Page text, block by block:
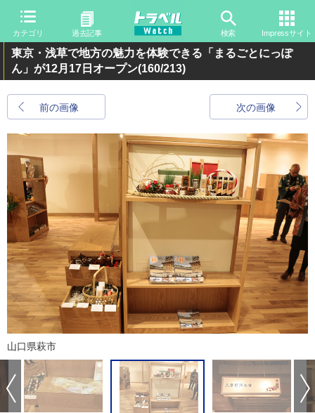
カテゴリ 過去記事 検索 Impressサイト
東京・浅草で地方の魅力を体験できる「まるごとにっぽ
ん」が12月17日オープン(160/213)
前の画像 次の画像
山口県萩市